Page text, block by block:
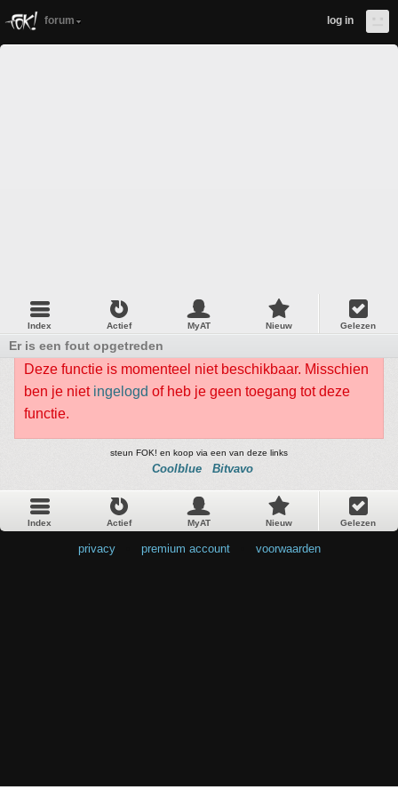
forum log in
Index Actief MyAT Nieuw Gelezen
Er is een fout opgetreden
Deze functie is momenteel niet beschikbaar. Misschien
ben je niet ingelogd of heb je geen toegang tot deze
functie.
steun FOK! en koop via een van deze links
Coolblue Bitvavo
Index Actief MyAT Nieuw Gelezen
privacy premium account voorwaarden